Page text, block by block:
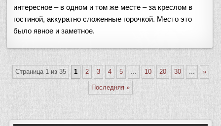
интересное – в одном и том же месте – за креслом в
гостиной, аккуратно сложенные горочкой. Место это
было явное и заметное.
Страница 1 из 35 1 2 3 4 5 ... 10 20 30 ... »
Последняя »